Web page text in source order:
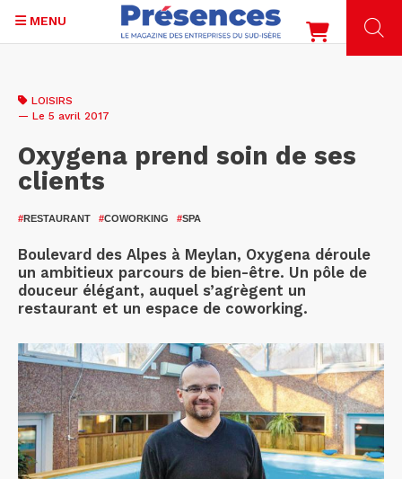
contenu
MENU
LOISIRS
— Le 5 avril 2017
Oxygena prend soin de ses
clients
#RESTAURANT #COWORKING #SPA
Boulevard des Alpes à Meylan, Oxygena déroule
un ambitieux parcours de bien-être. Un pôle de
douceur élégant, auquel s’agrègent un
restaurant et un espace de coworking.